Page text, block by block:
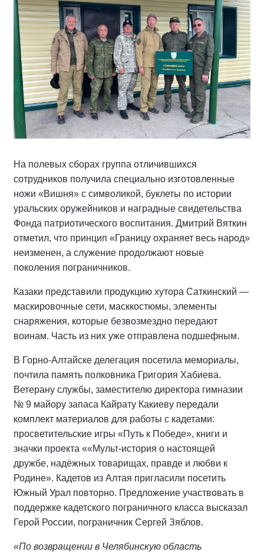
На полевых сборах группа отличившихся
сотрудников получила специально изготовленные
ножи «Вишня» с символикой, буклеты по истории
уральских оружейников и наградные свидетельства
Фонда патриотического воспитания. Дмитрий Вяткин
отметил, что принцип «Границу охраняет весь народ»
неизменен, а служение продолжают новые
поколения пограничников.
Казаки представили продукцию хутора Саткинский —
маскировочные сети, масккостюмы, элементы
снаряжения, которые безвозмездно передают
воинам. Часть из них уже отправлена подшефным.
В Горно-Алтайске делегация посетила мемориалы,
почтила память полковника Григория Хабиева.
Ветерану службы, заместителю директора гимназии
№ 9 майору запаса Кайрату Какиеву передали
комплект материалов для работы с кадетами:
просветительские игры «Путь к Победе», книги и
значки проекта ««Мульт-история о настоящей
дружбе, надёжных товарищах, правде и любви к
Родине». Кадетов из Алтая пригласили посетить
Южный Урал повторно. Предложение участвовать в
поддержке кадетского пограничного класса высказал
Герой России, пограничник Сергей Зяблов.
«По возвращении в Челябинскую область